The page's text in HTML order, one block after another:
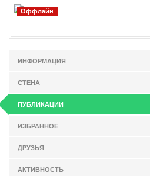
Оффлайн
ИНФОРМАЦИЯ
СТЕНА
ПУБЛИКАЦИИ
ИЗБРАННОЕ
ДРУЗЬЯ
АКТИВНОСТЬ